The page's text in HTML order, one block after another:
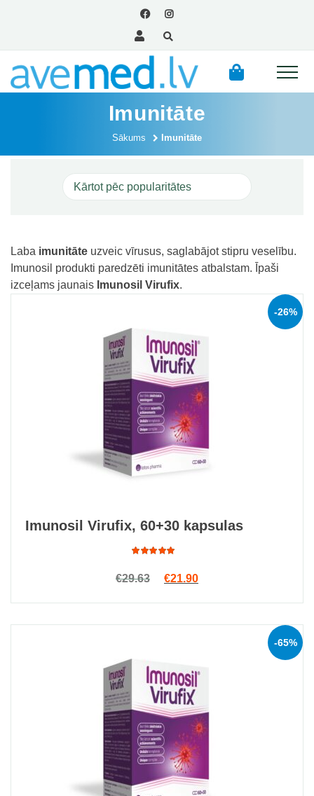
Imunitāte
Sākums Imunitāte
Laba imunitāte uzveic vīrusus, saglabājot stipru veselību.
Imunosil produkti paredzēti imunitātes atbalstam. Īpaši
izceļams jaunais Imunosil Virufix.
-26%
Imunosil Virufix, 60+30 kapsulas
4.97
out
€29.63 Original price was: €29.63.
€21.90Current price is:
-65%